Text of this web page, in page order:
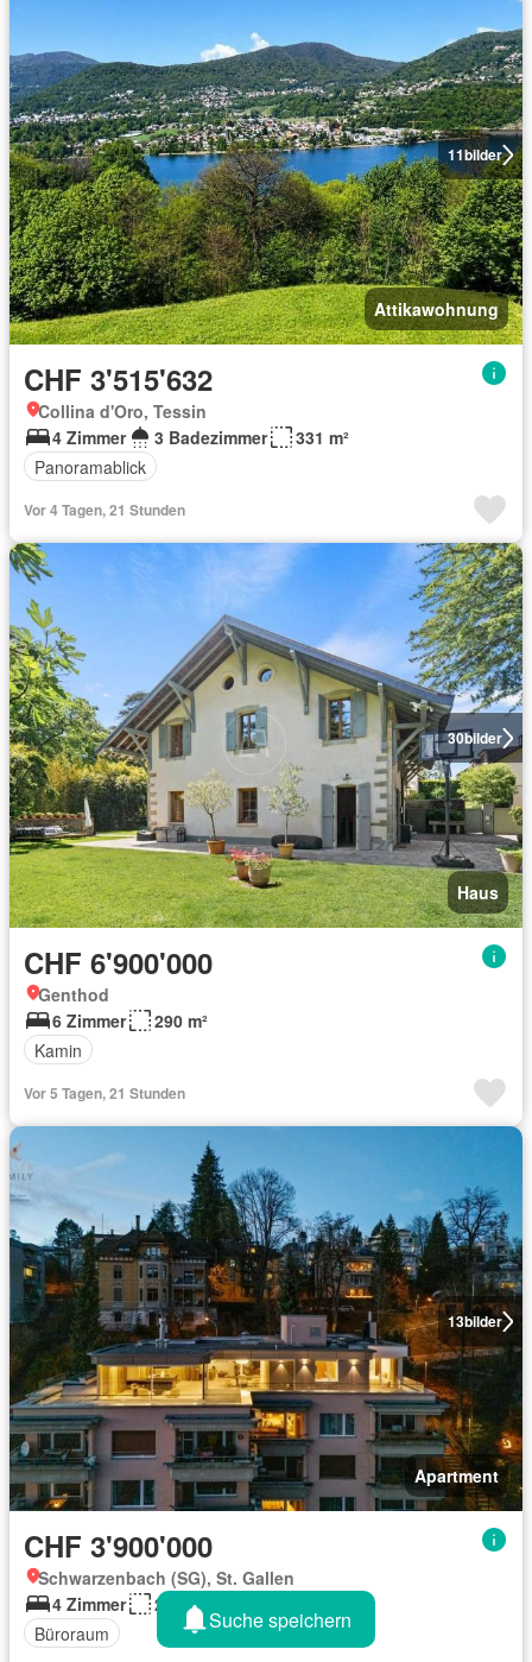
11bilder
Attikawohnung
CHF 3'515'632
Collina d'Oro, Tessin
4 Zimmer
3 Badezimmer
331 m²
Panoramablick
Vor 4 Tagen, 21 Stunden
30bilder
Haus
CHF 6'900'000
Genthod
6 Zimmer
290 m²
Kamin
Vor 5 Tagen, 21 Stunden
13bilder
Apartment
CHF 3'900'000
Schwarzenbach (SG), St. Gallen
4 Zimmer
234 m²
Büroraum
Suche speichern